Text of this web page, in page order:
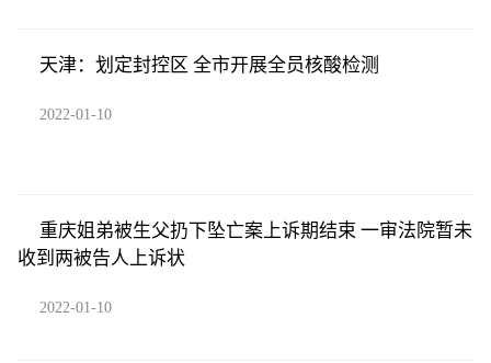
天津：划定封控区 全市开展全员核酸检测
2022-01-10
重庆姐弟被生父扔下坠亡案上诉期结束 一审法院暂未
收到两被告人上诉状
2022-01-10